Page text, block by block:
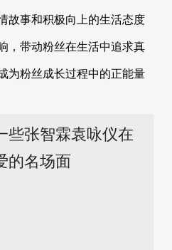
故事和积极向上的生活态度
，带动粉丝在生活中追求真
为粉丝成长过程中的正能量
些张智霖袁咏仪在
的名场面